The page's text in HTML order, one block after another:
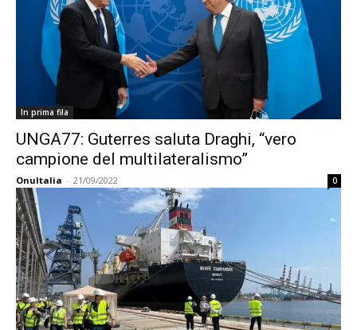
In prima fila
UNGA77: Guterres saluta Draghi, “vero
campione del multilateralismo”
OnuItalia - 21/09/2022 0